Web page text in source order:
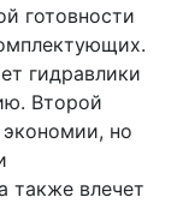
готовности
гидравлики
Второй
но
также влечет